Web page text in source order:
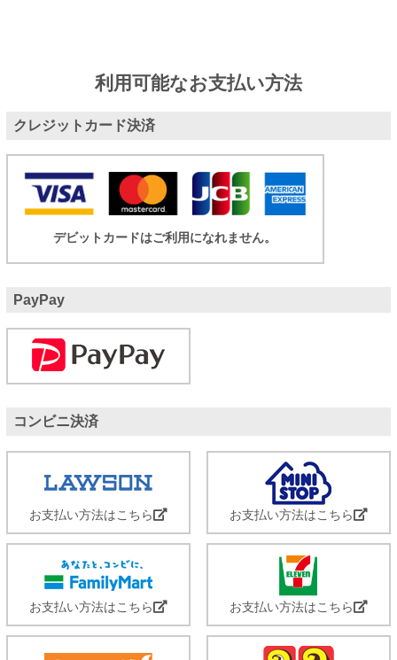
利用可能なお支払い方法
クレジットカード決済
デビットカードはご利用になれません。
PayPay
コンビニ決済
お支払い方法はこちら お支払い方法はこちら
お支払い方法はこちら お支払い方法はこちら